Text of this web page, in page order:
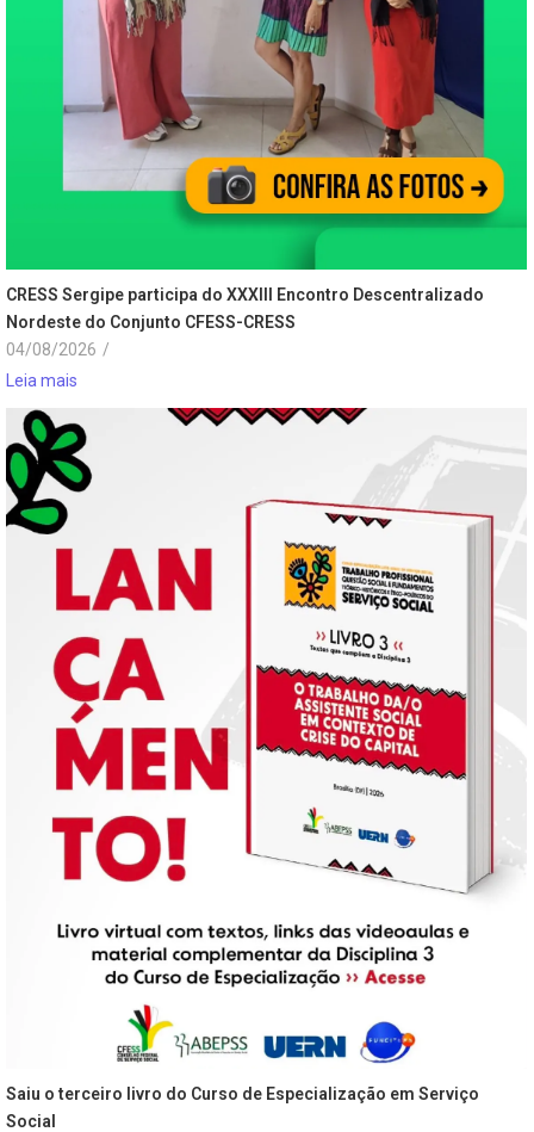
CRESS Sergipe participa do XXXIII Encontro Descentralizado
Nordeste do Conjunto CFESS-CRESS
04/08/2026 /
Leia mais
Saiu o terceiro livro do Curso de Especialização em Serviço
Social